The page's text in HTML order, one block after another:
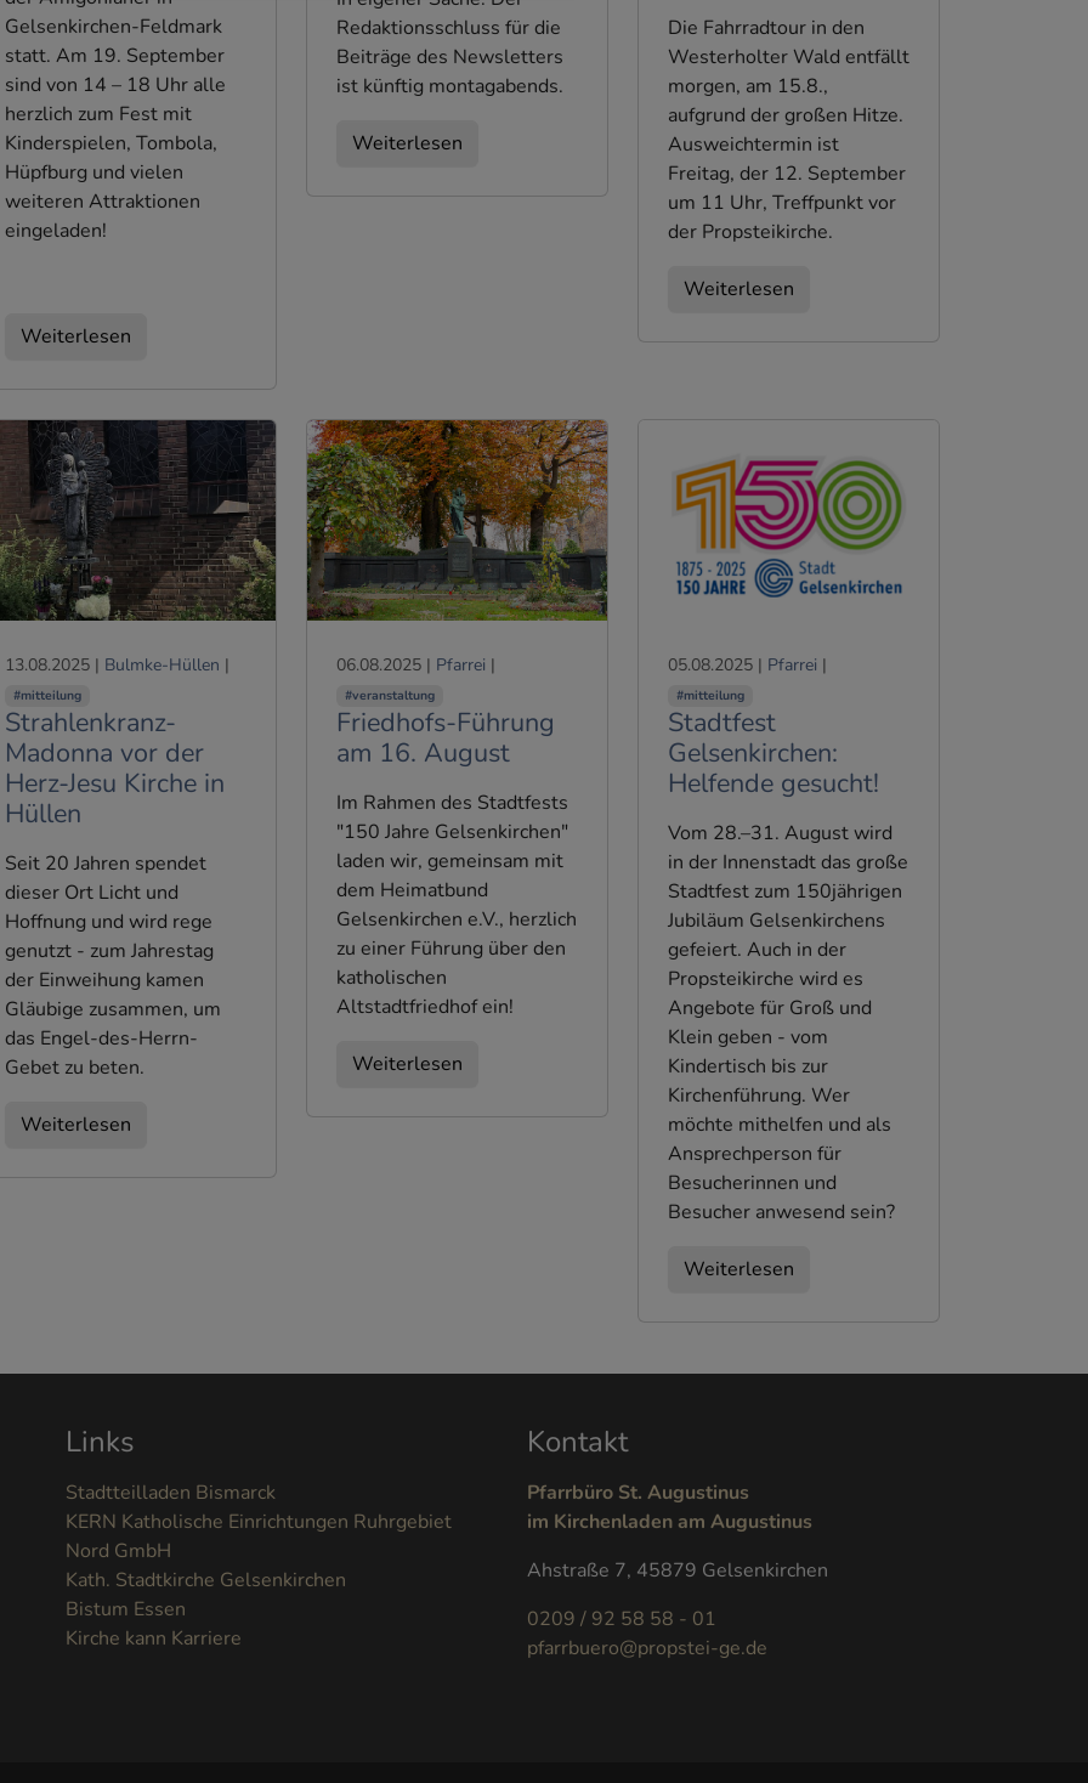
Gelsenkirchen-Feldmark
statt. Am 19. September
sind von 14 – 18 Uhr alle
herzlich zum Fest mit
Kinderspielen, Tombola,
Hüpfburg und vielen
weiteren Attraktionen
eingeladen!
Weiterlesen
Redaktionsschluss für die
Beiträge des Newsletters
ist künftig montagabends.
Weiterlesen
Die Fahrradtour in den
Westerholter Wald entfällt
morgen, am 15.8.,
aufgrund der großen Hitze.
Ausweichtermin ist
Freitag, der 12. September
um 11 Uhr, Treffpunkt vor
der Propsteikirche.
Weiterlesen
13.08.2025 | Bulmke-Hüllen |
#mitteilung
Strahlenkranz-
Madonna vor der
Herz-Jesu Kirche in
Hüllen
Seit 20 Jahren spendet
dieser Ort Licht und
Hoffnung und wird rege
genutzt - zum Jahrestag
der Einweihung kamen
Gläubige zusammen, um
das Engel-des-Herrn-
Gebet zu beten.
Weiterlesen
06.08.2025 | Pfarrei |
#veranstaltung
Friedhofs-Führung
am 16. August
Im Rahmen des Stadtfests
"150 Jahre Gelsenkirchen"
laden wir, gemeinsam mit
dem Heimatbund
Gelsenkirchen e.V., herzlich
zu einer Führung über den
katholischen
Altstadtfriedhof ein!
Weiterlesen
05.08.2025 | Pfarrei |
#mitteilung
Stadtfest
Gelsenkirchen:
Helfende gesucht!
Vom 28.–31. August wird
in der Innenstadt das große
Stadtfest zum 150jährigen
Jubiläum Gelsenkirchens
gefeiert. Auch in der
Propsteikirche wird es
Angebote für Groß und
Klein geben - vom
Kindertisch bis zur
Kirchenführung. Wer
möchte mithelfen und als
Ansprechperson für
Besucherinnen und
Besucher anwesend sein?
Weiterlesen
Links
Stadtteilladen Bismarck
KERN Katholische Einrichtungen Ruhrgebiet
Nord GmbH
Kath. Stadtkirche Gelsenkirchen
Bistum Essen
Kirche kann Karriere
Kontakt
Pfarrbüro St. Augustinus
im Kirchenladen am Augustinus
Ahstraße 7, 45879 Gelsenkirchen
0209 / 92 58 58 - 01
pfarrbuero@propstei-ge.de
Impressum Datenschutz